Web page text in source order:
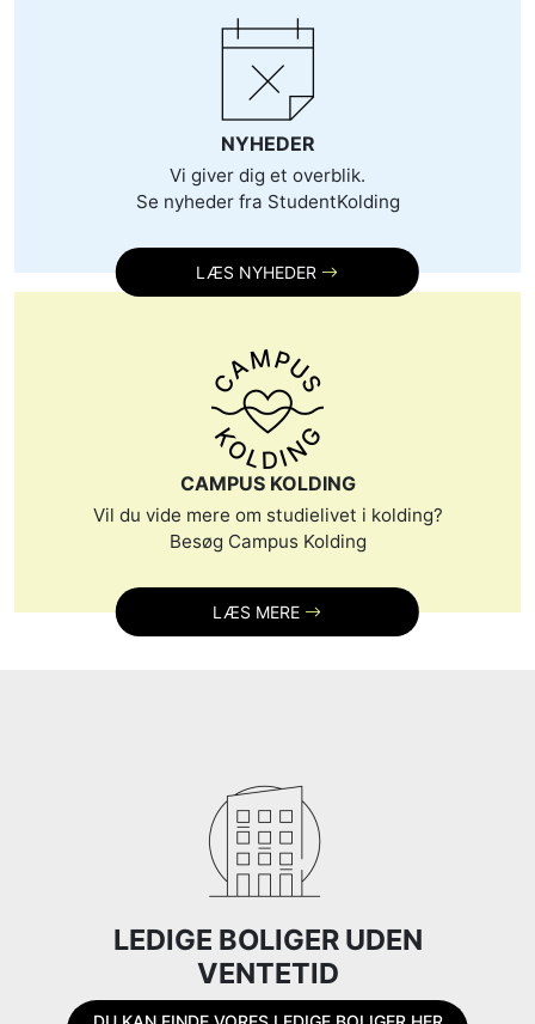
NYHEDER
Vi giver dig et overblik.
Se nyheder fra StudentKolding
LÆS NYHEDER
CAMPUS KOLDING
Vil du vide mere om studielivet i kolding?
Besøg Campus Kolding
LÆS MERE
LEDIGE BOLIGER UDEN
VENTETID